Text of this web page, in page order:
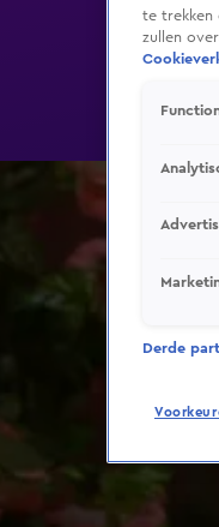
te trekken
zullen
Derde